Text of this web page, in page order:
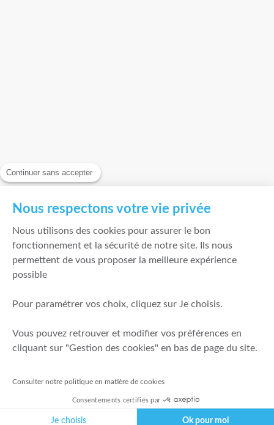
Continuer sans accepter
Nous respectons votre vie privée
Nous utilisons des cookies pour assurer le bon
fonctionnement et la sécurité de notre site. Ils nous
permettent de vous proposer la meilleure expérience
possible
Pour paramétrer vos choix, cliquez sur Je choisis.
Vous pouvez retrouver et modifier vos préférences en
cliquant sur "Gestion des cookies" en bas de page du site.
Consulter notre politique en matière de cookies
Consentements certifiés par
Je choisis Ok pour moi